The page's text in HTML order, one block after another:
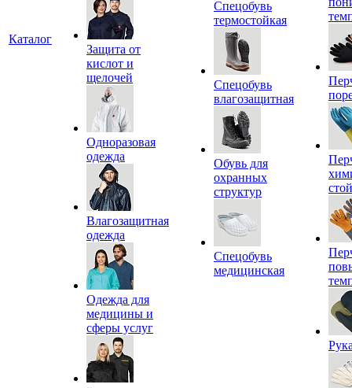
Каталог
Защита от
кислот и
щелочей
Одноразовая
одежда
Влагозащитная
одежда
Одежда для
медицины и
сферы услуг
Спецобувь
термостойкая
Спецобувь
влагозащитная
Обувь для
охранных
структур
Спецобувь
медицинская